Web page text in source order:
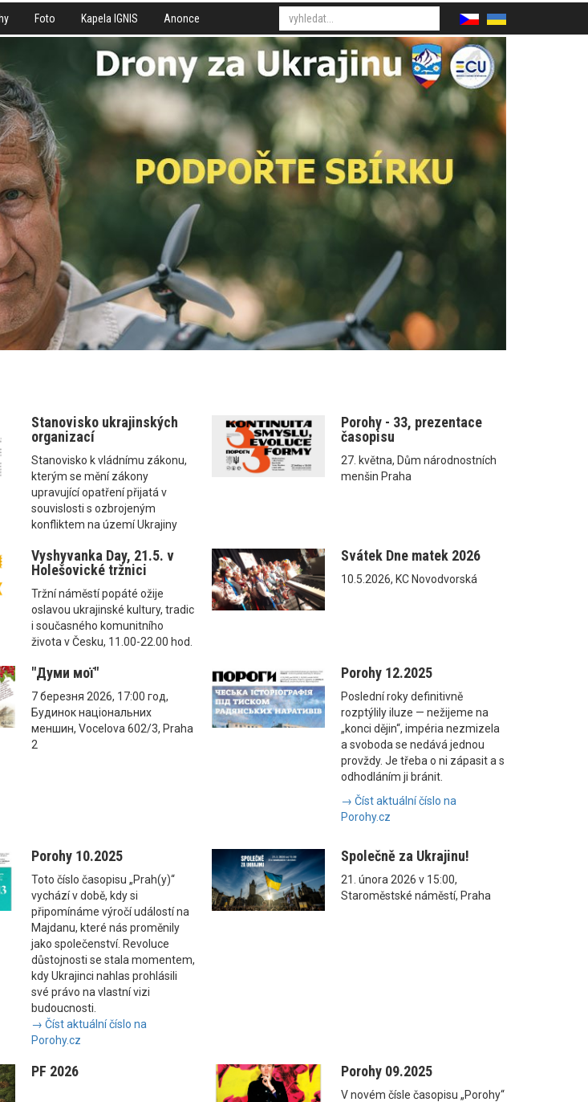
Foto Kapela IGNIS Anonce
Stanovisko ukrajinských
organizací
Stanovisko k vládnímu zákonu,
kterým se mění zákony
upravující opatření přijatá v
souvislosti s ozbrojeným
konfliktem na území Ukrajiny
Porohy - 33, prezentace
časopisu
27. května, Dům národnostních
menšin Praha
Vyshyvanka Day, 21.5. v
Holešovické tržnici
Tržní náměstí popáté ožije
oslavou ukrajinské kultury, tradic
i současného komunitního
života v Česku, 11.00-22.00 hod.
Svátek Dne matek 2026
10.5.2026, KC Novodvorská
"Думи мої"
7 березня 2026, 17:00 год,
Будинок національних
меншин, Vocelova 602/3, Praha
2
Porohy 12.2025
Poslední roky definitivně
rozptýlily iluze — nežijeme na
„konci dějin“, impéria nezmizela
a svoboda se nedává jednou
provždy. Je třeba o ni zápasit a s
odhodláním ji bránit.
→ Číst aktuální číslo na
Porohy.cz
Porohy 10.2025
Toto číslo časopisu „Prah(y)“
vychází v době, kdy si
připomínáme výročí událostí na
Majdanu, které nás proměnily
jako společenství. Revoluce
důstojnosti se stala momentem,
kdy Ukrajinci nahlas prohlásili
své právo na vlastní vizi
budoucnosti.
→ Číst aktuální číslo na
Porohy.cz
Společně za Ukrajinu!
21. února 2026 v 15:00,
Staroměstské náměstí, Praha
PF 2026 Porohy 09.2025
V novém čísle časopisu „Porohy“